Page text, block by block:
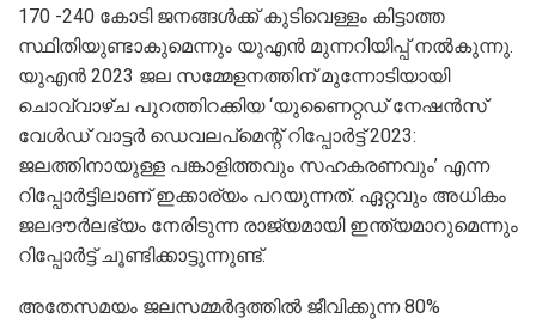
170 -240 കോടി ജനങ്ങൾക്ക് കുടിവെള്ളം കിട്ടാത്ത
സ്ഥിതിയുണ്ടാകുമെന്നും യുഎൻ മുന്നറിയിപ്പ് നൽകുന്നു.
യുഎൻ 2023 ജല സമ്മേളനത്തിന് മുന്നോടിയായി
ചൊവ്വാഴ്ച പുറത്തിറക്കിയ ‘യുണൈറ്റഡ് നേഷൻസ്
വേൾഡ് വാട്ടർ ഡെവലപ്‌മെന്റ് റിപ്പോർട്ട് 2023:
ജലത്തിനായുള്ള പങ്കാളിത്തവും സഹകരണവും’ എന്ന
റിപ്പോർട്ടിലാണ് ഇക്കാര്യം പറയുന്നത്. ഏറ്റവും അധികം
ജലദൗർലഭ്യം നേരിടുന്ന രാജ്യമായി ഇന്ത്യമാറുമെന്നും
റിപ്പോർട്ട് ചൂണ്ടിക്കാട്ടുന്നുണ്ട്.
അതേസമയം ജലസമ്മർദ്ദത്തിൽ ജീവിക്കുന്ന 80%